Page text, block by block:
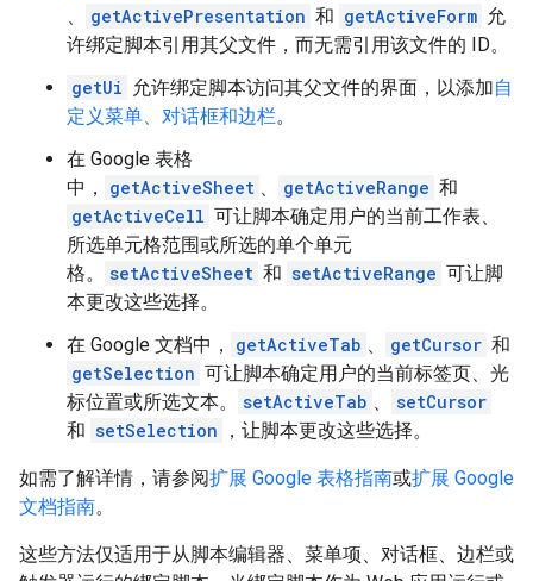
、
getActivePresentation 和 getActiveForm 允
许绑定脚本引用其父文件，而无需引用该文件的 ID。
getUi 允许绑定脚本访问其父文件的界面，以添加自
定义菜单、对话框和边栏。
在 Google 表格
中，
getActiveSheet 、 getActiveRange 和
getActiveCell 可让脚本确定用户的当前工作表、
所选单元格范围或所选的单个单元
格。
setActiveSheet 和 setActiveRange 可让脚
本更改这些选择。
在 Google 文档中，
getActiveTab 、 getCursor 和
getSelection 可让脚本确定用户的当前标签页、光
标位置或所选文本。
setActiveTab 、
setCursor
和 setSelection ，让脚本更改这些选择。
如需了解详情，请参阅扩展 Google 表格指南或扩展 Google
文档指南。
这些方法仅适用于从脚本编辑器、菜单项、对话框、边栏或